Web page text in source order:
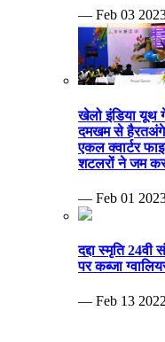
— Feb 03
खेलो इंडिया यूथ
दमखम से
एकल क्वार्टर
शटलरों ने जम कर
— Feb 01
दद्दा स्मृति
पर कब्जा
— Feb 13 2022